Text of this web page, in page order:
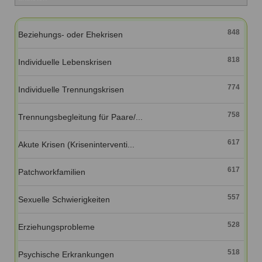
Qualitätssicherung
Qualität unserer Therapeuten
Familienthemen
Fortbildungen
Ausbildungsinstitute
Liste der Fachverbände
Benutzername*
Passwort*
vergessen?
Links
Formular zur Registrierung
Beziehungs- oder Ehekrisen 848
Individuelle Lebenskrisen 818
Individuelle Trennungskrisen 774
Trennungsbegleitung für Paare/... 758
Akute Krisen (Kriseninterventi... 617
Patchworkfamilien 617
Sexuelle Schwierigkeiten 557
Erziehungsprobleme 528
Psychische Erkrankungen 518